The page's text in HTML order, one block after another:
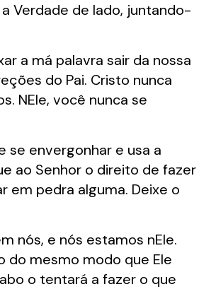
Verdade de lado, juntando-
a má palavra sair da nossa
do Pai. Cristo nunca
NEle, você nunca se
se envergonhar e usa a
ao Senhor o direito de fazer
em pedra alguma. Deixe o
nós, e nós estamos nEle.
do mesmo modo que Ele
o tentará a fazer o que